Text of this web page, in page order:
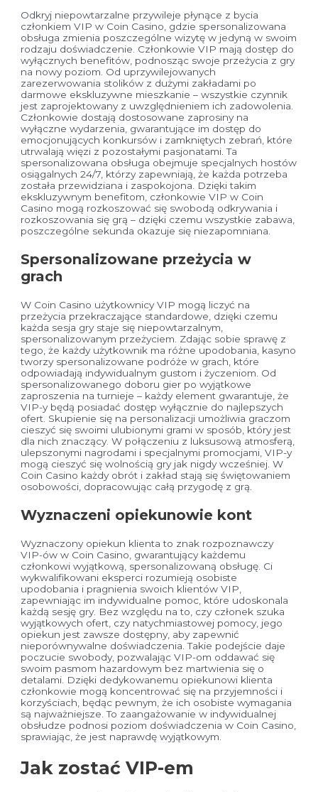
Odkryj niepowtarzalne przywileje płynące z bycia
członkiem VIP w Coin Casino, gdzie spersonalizowana
obsługa zmienia poszczególne wizytę w jedyną w swoim
rodzaju doświadczenie. Członkowie VIP mają dostęp do
wyłącznych benefitów, podnosząc swoje przeżycia z gry
na nowy poziom. Od uprzywilejowanych
zarezerwowania stolików z dużymi zakładami po
darmowe ekskluzywne mieszkanie – wszystkie czynnik
jest zaprojektowany z uwzględnieniem ich zadowolenia.
Członkowie dostają dostosowane zaprosiny na
wyłączne wydarzenia, gwarantujące im dostęp do
emocjonujących konkursów i zamkniętych zebrań, które
utrwalają więzi z pozostałymi pasjonatami. Ta
spersonalizowana obsługa obejmuje specjalnych hostów
osiągalnych 24/7, którzy zapewniają, że każda potrzeba
została przewidziana i zaspokojona. Dzięki takim
ekskluzywnym benefitom, członkowie VIP w Coin
Casino mogą rozkoszować się swobodą odkrywania i
rozkoszowania się grą – dzięki czemu wszystkie zabawa,
poszczególne sekunda okazuje się niezapomniana.
Spersonalizowane przeżycia w
grach
W Coin Casino użytkownicy VIP mogą liczyć na
przeżycia przekraczające standardowe, dzięki czemu
każda sesja gry staje się niepowtarzalnym,
spersonalizowanym przeżyciem. Zdając sobie sprawę z
tego, że każdy użytkownik ma różne upodobania, kasyno
tworzy spersonalizowane podróże w grach, które
odpowiadają indywidualnym gustom i życzeniom. Od
spersonalizowanego doboru gier po wyjątkowe
zaproszenia na turnieje – każdy element gwarantuje, że
VIP-y będą posiadać dostęp wyłącznie do najlepszych
ofert. Skupienie się na personalizacji umożliwia graczom
cieszyć się swoimi ulubionymi grami w sposób, który jest
dla nich znaczący. W połączeniu z luksusową atmosferą,
ulepszonymi nagrodami i specjalnymi promocjami, VIP-y
mogą cieszyć się wolnością gry jak nigdy wcześniej. W
Coin Casino każdy obrót i zakład stają się świętowaniem
osobowości, dopracowując całą przygodę z grą.
Wyznaczeni opiekunowie kont
Wyznaczony opiekun klienta to znak rozpoznawczy
VIP-ów w Coin Casino, gwarantujący każdemu
członkowi wyjątkową, spersonalizowaną obsługę. Ci
wykwalifikowani eksperci rozumieją osobiste
upodobania i pragnienia swoich klientów VIP,
zapewniając im indywidualne pomoc, które udoskonala
każdą sesję gry. Bez względu na to, czy członek szuka
wyjątkowych ofert, czy natychmiastowej pomocy, jego
opiekun jest zawsze dostępny, aby zapewnić
nieporównywalne doświadczenia. Takie podejście daje
poczucie swobody, pozwalając VIP-om oddawać się
swoim pasmom hazardowym bez martwienia się o
detalami. Dzięki dedykowanemu opiekunowi klienta
członkowie mogą koncentrować się na przyjemności i
korzyściach, będąc pewnym, że ich osobiste wymagania
są najważniejsze. To zaangażowanie w indywidualnej
obsłudze podnosi poziom doświadczenia w Coin Casino,
sprawiając, że jest naprawdę wyjątkowym.
Jak zostać VIP-em